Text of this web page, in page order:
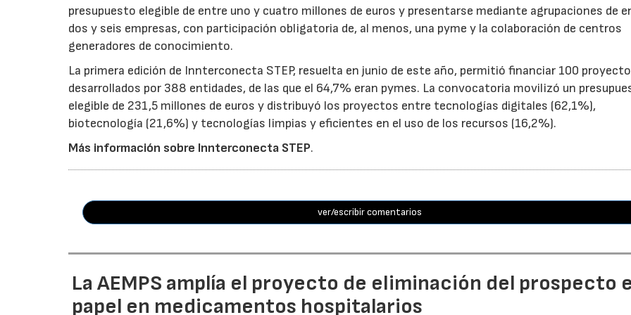
presupuesto elegible de entre uno y cuatro millones de euros y presentarse mediante agrupaciones de
dos y seis empresas, con participación obligatoria de, al menos, una pyme y la colaboración de centros
generadores de conocimiento.
La primera edición de Innterconecta STEP, resuelta en junio de este año, permitió financiar 100
desarrollados por 388 entidades, de las que el 64,7% eran pymes. La convocatoria movilizó un
elegible de 231,5 millones de euros y distribuyó los proyectos entre tecnologías digitales (62,1%),
biotecnología (21,6%) y tecnologías limpias y eficientes en el uso de los recursos (16,2%).
Más información sobre Innterconecta STEP.
ver/escribir comentarios
La AEMPS amplía el proyecto de eliminación del prospecto
papel en medicamentos hospitalarios